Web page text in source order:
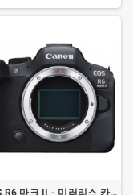
캐논 EOS R6 마크 II - 미러리스 카메라 24.2MP 풀프레임 CMOS 센서